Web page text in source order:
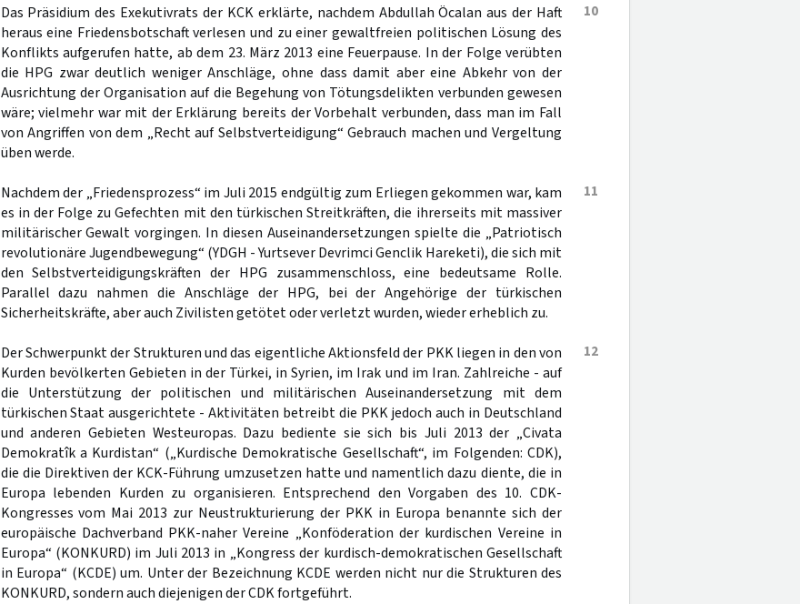
10
Das Präsidium des Exekutivrats der KCK erklärte, nachdem Abdullah Öcalan aus der Haft
heraus eine Friedensbotschaft verlesen und zu einer gewaltfreien politischen Lösung des
Konflikts aufgerufen hatte, ab dem 23. März 2013 eine Feuerpause. In der Folge verübten
die HPG zwar deutlich weniger Anschläge, ohne dass damit aber eine Abkehr von der
Ausrichtung der Organisation auf die Begehung von Tötungsdelikten verbunden gewesen
wäre; vielmehr war mit der Erklärung bereits der Vorbehalt verbunden, dass man im Fall
von Angriffen von dem „Recht auf Selbstverteidigung“ Gebrauch machen und Vergeltung
üben werde.
11
Nachdem der „Friedensprozess“ im Juli 2015 endgültig zum Erliegen gekommen war, kam
es in der Folge zu Gefechten mit den türkischen Streitkräften, die ihrerseits mit massiver
militärischer Gewalt vorgingen. In diesen Auseinandersetzungen spielte die „Patriotisch
revolutionäre Jugendbewegung“ (YDGH - Yurtsever Devrimci Genclik Hareketi), die sich mit
den Selbstverteidigungskräften der HPG zusammenschloss, eine bedeutsame Rolle.
Parallel dazu nahmen die Anschläge der HPG, bei der Angehörige der türkischen
Sicherheitskräfte, aber auch Zivilisten getötet oder verletzt wurden, wieder erheblich zu.
12
Der Schwerpunkt der Strukturen und das eigentliche Aktionsfeld der PKK liegen in den von
Kurden bevölkerten Gebieten in der Türkei, in Syrien, im Irak und im Iran. Zahlreiche - auf
die Unterstützung der politischen und militärischen Auseinandersetzung mit dem
türkischen Staat ausgerichtete - Aktivitäten betreibt die PKK jedoch auch in Deutschland
und anderen Gebieten Westeuropas. Dazu bediente sie sich bis Juli 2013 der „Civata
Demokratîk a Kurdistan“ („Kurdische Demokratische Gesellschaft“, im Folgenden: CDK),
die die Direktiven der KCK-Führung umzusetzen hatte und namentlich dazu diente, die in
Europa lebenden Kurden zu organisieren. Entsprechend den Vorgaben des 10. CDK-
Kongresses vom Mai 2013 zur Neustrukturierung der PKK in Europa benannte sich der
europäische Dachverband PKK-naher Vereine „Konföderation der kurdischen Vereine in
Europa“ (KONKURD) im Juli 2013 in „Kongress der kurdisch-demokratischen Gesellschaft
in Europa“ (KCDE) um. Unter der Bezeichnung KCDE werden nicht nur die Strukturen des
KONKURD, sondern auch diejenigen der CDK fortgeführt.